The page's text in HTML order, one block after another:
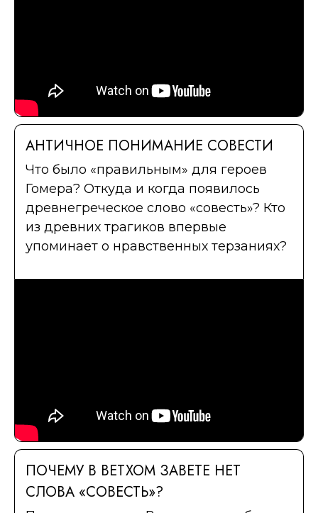
АНТИЧНОЕ ПОНИМАНИЕ СОВЕСТИ
Что было «правильным» для героев
Гомера? Откуда и когда появилось
древнегреческое слово «совесть»? Кто
из древних трагиков впервые
упоминает о нравственных терзаниях?
ПОЧЕМУ В ВЕТХОМ ЗАВЕТЕ НЕТ
СЛОВА «СОВЕСТЬ»?